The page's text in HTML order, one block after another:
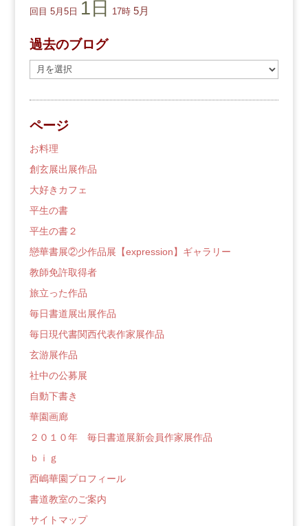
回目 5月5日 1日 17時 5月
過去のブログ
去
の
ロ
グ
ページ
お料理
創玄展出展作品
大好きカフェ
平生の書
平生の書２
戀華書展②少作品展【expression】ギャラリー
教師免許取得者
旅立った作品
毎日書道展出展作品
毎日現代書関西代表作家展作品
玄游展作品
社中の公募展
自動下書き
華園画廊
２０１０年 毎日書道展新会員作家展作品
ｂｉｇ
西嶋華園プロフィール
書道教室のご案内
サイトマップ